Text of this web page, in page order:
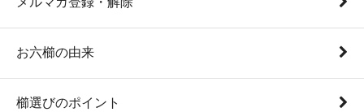
お六櫛の由来
櫛選びのポイント